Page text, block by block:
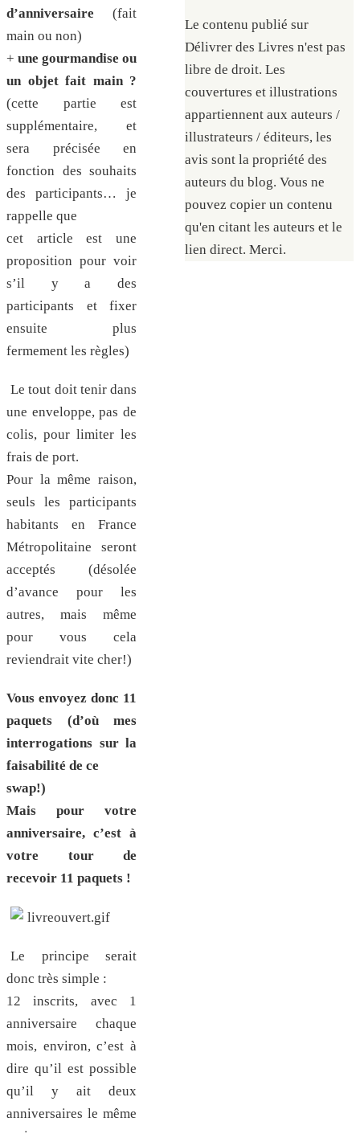
d’anniversaire (fait
main ou non)
+ une gourmandise ou
un objet fait main ?
(cette partie est
supplémentaire, et
sera précisée en
fonction des souhaits
des participants… je
rappelle que
cet article est une
proposition pour voir
s’il y a des
participants et fixer
ensuite plus
fermement les règles)
Le tout doit tenir dans
une enveloppe, pas de
colis, pour limiter les
frais de port.
Pour la même raison,
seuls les participants
habitants en France
Métropolitaine seront
acceptés (désolée
d’avance pour les
autres, mais même
pour vous cela
reviendrait vite cher!)
Vous envoyez donc 11
paquets (d’où mes
interrogations sur la
faisabilité de ce
swap!)
Mais pour votre
anniversaire, c’est à
votre tour de
recevoir 11 paquets !
Le principe serait
donc très simple :
12 inscrits, avec 1
anniversaire chaque
mois, environ, c’est à
dire qu’il est possible
qu’il y ait deux
anniversaires le même
Le contenu publié sur
Délivrer des Livres n'est pas
libre de droit. Les
couvertures et illustrations
appartiennent aux auteurs /
illustrateurs / éditeurs, les
avis sont la propriété des
auteurs du blog. Vous ne
pouvez copier un contenu
qu'en citant les auteurs et le
lien direct. Merci.